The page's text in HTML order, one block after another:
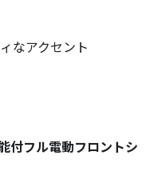
なアクセント
付フル電動フロントシ